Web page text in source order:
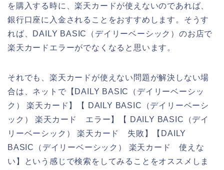
を購入する時に、楽天カードが使えないのであれば、
銀行口座に入金されることをおすすめします。そうす
れば、DAILY BASIC（デイリーベーシック）のお店で
楽天カードエラーがでなくなると思います。
それでも、楽天カードが使えない問題が解決しない場
合は、ネットで【DAILY BASIC（デイリーベーシッ
ク） 楽天カード】【 DAILY BASIC（デイリーベーシ
ック） 楽天カード エラー】【 DAILY BASIC（デイ
リーベーシック） 楽天カード 失敗】【DAILY
BASIC（デイリーベーシック） 楽天カード 使えな
い】という感じで検索をしてみることをオススメしま